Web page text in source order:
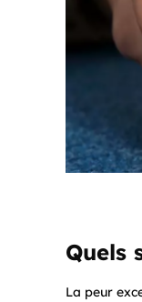
Quels
La peur